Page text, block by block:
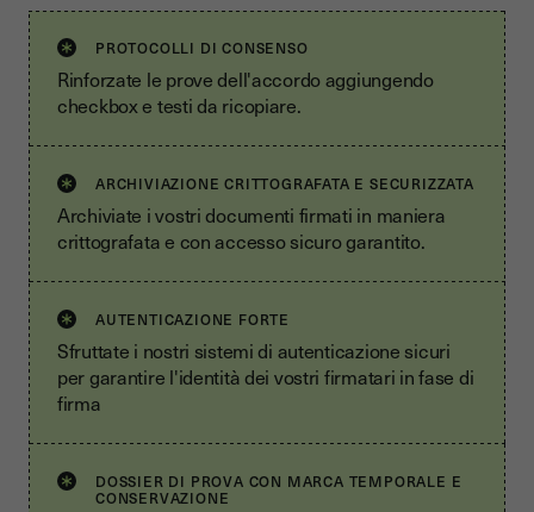
PROTOCOLLI DI CONSENSO
Rinforzate le prove dell'accordo aggiungendo
checkbox e testi da ricopiare.
ARCHIVIAZIONE CRITTOGRAFATA E SECURIZZATA
Archiviate i vostri documenti firmati in maniera
crittografata e con accesso sicuro garantito.
AUTENTICAZIONE FORTE
Sfruttate i nostri sistemi di autenticazione sicuri
per garantire l'identità dei vostri firmatari in fase di
firma
DOSSIER DI PROVA CON MARCA TEMPORALE E
CONSERVAZIONE